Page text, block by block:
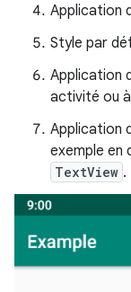
Application
Style par
Application
activité ou
Application
exemple en
TextView .